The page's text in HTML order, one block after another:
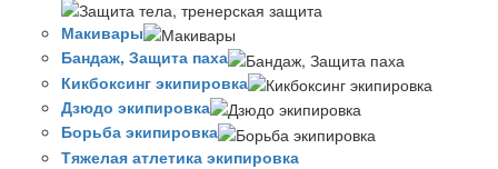
Макивары
Бандаж, Защита паха
Кикбоксинг экипировка
Дзюдо экипировка
Борьба экипировка
Тяжелая атлетика экипировка